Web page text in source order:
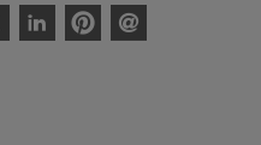
LinkedinPinterestEnvoyer